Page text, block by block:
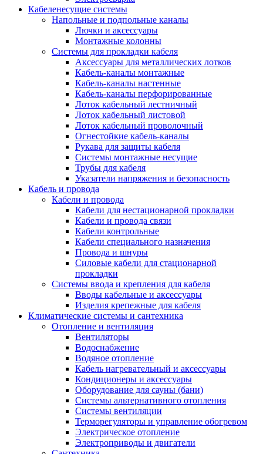
Кабеленесущие системы
Напольные и подпольные каналы
Лючки и аксессуары
Монтажные колонны
Системы для прокладки кабеля
Аксессуары для металлических лотков
Кабель-каналы монтажные
Кабель-каналы настенные
Кабель-каналы перфорированные
Лоток кабельный лестничный
Лоток кабельный листовой
Лоток кабельный проволочный
Огнестойкие кабель-каналы
Рукава для защиты кабеля
Системы монтажные несущие
Трубы для кабеля
Указатели напряжения и безопасность
Кабель и провода
Кабели и провода
Кабели для нестационарной прокладки
Кабели и провода связи
Кабели контрольные
Кабели специального назначения
Провода и шнуры
Силовые кабели для стационарной
прокладки
Системы ввода и крепления для кабеля
Вводы кабельные и аксессуары
Изделия крепежные для кабеля
Климатические системы и сантехника
Отопление и вентиляция
Вентиляторы
Водоснабжение
Водяное отопление
Кабель нагревательный и аксессуары
Кондиционеры и аксессуары
Оборудование для сауны (бани)
Системы альтернативного отопления
Системы вентиляции
Терморегуляторы и управление обогревом
Электрическое отопление
Электроприводы и двигатели